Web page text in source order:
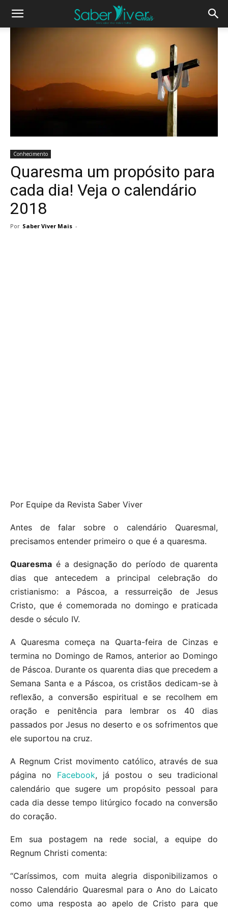
Conhecimento
Quaresma um propósito para
cada dia! Veja o calendário
2018
Por Saber Viver Mais -
Por Equipe da Revista Saber Viver
Antes de falar sobre o calendário Quaresmal,
precisamos entender primeiro o que é a quaresma.
Quaresma é a designação do período de quarenta
dias que antecedem a principal celebração do
cristianismo: a Páscoa, a ressurreição de Jesus
Cristo, que é comemorada no domingo e praticada
desde o século IV.
A Quaresma começa na Quarta-feira de Cinzas e
termina no Domingo de Ramos, anterior ao Domingo
de Páscoa. Durante os quarenta dias que precedem a
Semana Santa e a Páscoa, os cristãos dedicam-se à
reflexão, a conversão espiritual e se recolhem em
oração e penitência para lembrar os 40 dias
passados por Jesus no deserto e os sofrimentos que
ele suportou na cruz.
A Regnum Crist movimento católico, através de sua
página no Facebook, já postou o seu tradicional
calendário que sugere um propósito pessoal para
cada dia desse tempo litúrgico focado na conversão
do coração.
Em sua postagem na rede social, a equipe do
Regnum Christi comenta:
“Caríssimos, com muita alegria disponibilizamos o
nosso Calendário Quaresmal para o Ano do Laicato
como uma resposta ao apelo de Cristo para que